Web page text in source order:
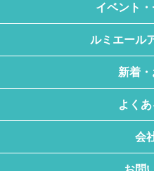
イベント
ルミエール
新着
よく
会